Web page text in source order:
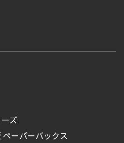
ズ
ーパーバックス